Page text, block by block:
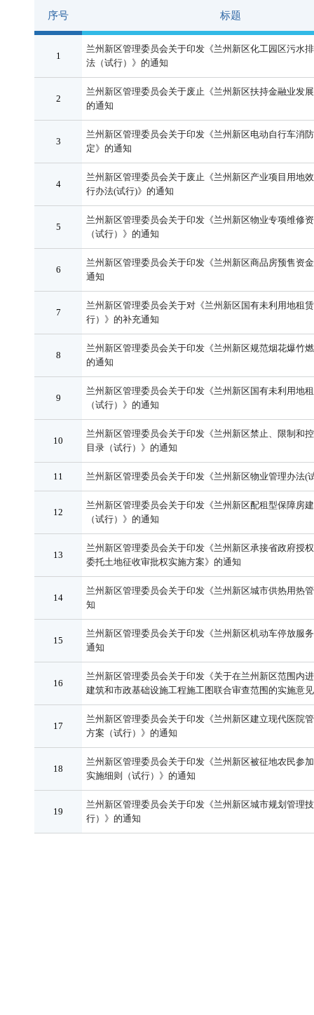
序号 标题
1
兰州新区管理委员会关于印发《兰州新区化工园区污水
法（试行）》的通知
2
兰州新区管理委员会关于废止《兰州新区扶持金融业发
的通知
3
兰州新区管理委员会关于印发《兰州新区电动自行车消
定》的通知
4
兰州新区管理委员会关于废止《兰州新区产业项目用地
行办法(试行)》的通知
5
兰州新区管理委员会关于印发《兰州新区物业专项维修
（试行）》的通知
6
兰州新区管理委员会关于印发《兰州新区商品房预售资
通知
7
兰州新区管理委员会关于对《兰州新区国有未利用地租
行）》的补充通知
8
兰州新区管理委员会关于印发《兰州新区规范烟花爆竹
的通知
9
兰州新区管理委员会关于印发《兰州新区国有未利用地
（试行）》的通知
10
兰州新区管理委员会关于印发《兰州新区禁止、限制和
目录（试行）》的通知
11 兰州新区管理委员会关于印发《兰州新区物业管理办法(
12
兰州新区管理委员会关于印发《兰州新区配租型保障房
（试行）》的通知
13
兰州新区管理委员会关于印发《兰州新区承接省政府授
委托土地征收审批权实施方案》的通知
14
兰州新区管理委员会关于印发《兰州新区城市供热用热
知
15
兰州新区管理委员会关于印发《兰州新区机动车停放服
通知
16
兰州新区管理委员会关于印发《关于在兰州新区范围内
建筑和市政基础设施工程施工图联合审查范围的实施意
17
兰州新区管理委员会关于印发《兰州新区建立现代医院
方案（试行）》的通知
18
兰州新区管理委员会关于印发《兰州新区被征地农民参
实施细则（试行）》的通知
19
兰州新区管理委员会关于印发《兰州新区城市规划管理
行）》的通知